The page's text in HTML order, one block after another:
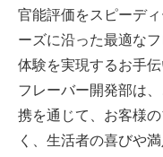
官能評価をスピーデ
ーズに沿った最適な
体験を実現するお手伝
フレーバー開発部は
携を通じて、お客様
く、生活者の喜びや